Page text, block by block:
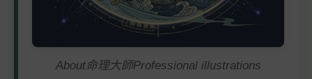
About命理大師Professional illustrations